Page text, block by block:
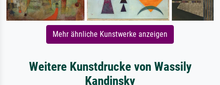
Mehr ähnliche Kunstwerke anzeigen
Weitere Kunstdrucke von Wassily
Kandinsky